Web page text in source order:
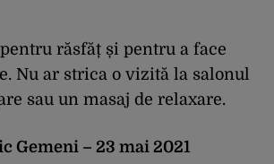
răsfăț și pentru a face
Nu ar strica o vizită la salonul
sau un masaj de relaxare.
Gemeni – 23 mai 2021